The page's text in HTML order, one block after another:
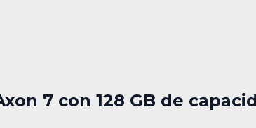
7 con 128 GB de